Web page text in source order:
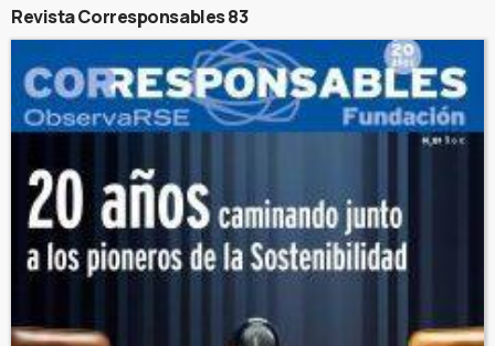
Revista Corresponsables 83